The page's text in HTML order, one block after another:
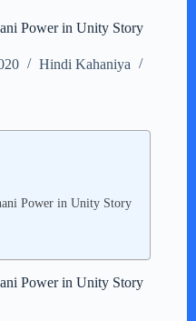
Power in Unity Story
Hindi Kahaniya
Power in Unity Story
Power in Unity Story